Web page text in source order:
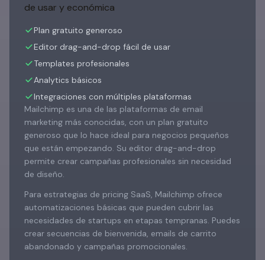
de usar y económica
Plan gratuito generoso
Editor drag-and-drop fácil de usar
Templates profesionales
Analytics básicos
Integraciones con múltiples plataformas
Mailchimp es una de las plataformas de email
marketing más conocidas, con un plan gratuito
generoso que lo hace ideal para negocios pequeños
que están empezando. Su editor drag-and-drop
permite crear campañas profesionales sin necesidad
de diseño.
Para estrategias de pricing SaaS, Mailchimp ofrece
automatizaciones básicas que pueden cubrir las
necesidades de startups en etapas tempranas. Puedes
crear secuencias de bienvenida, emails de carrito
abandonado y campañas promocionales.